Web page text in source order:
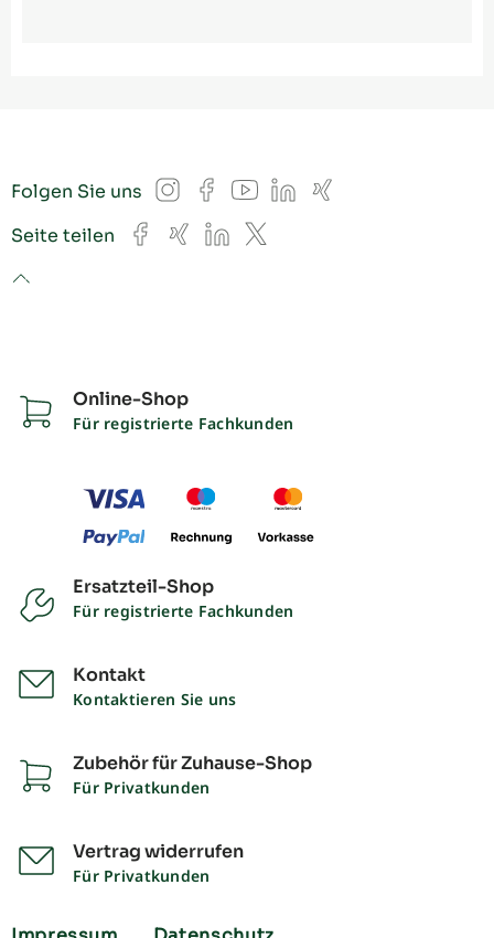
Folgen Sie uns Instagram
Facebook
YouTube
LinkedIn
Xing
Seite teilen Facebook
XingLinkedIn
X
to top
Online-Shop
Für registrierte Fachkunden
Ersatzteil-Shop
Für registrierte Fachkunden
Kontakt
Kontaktieren Sie uns
Zubehör für Zuhause-Shop
Für Privatkunden
Vertrag widerrufen
Für Privatkunden